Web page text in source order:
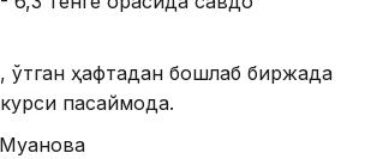
ўтган ҳафтадан бошлаб биржада
пасаймоқда.